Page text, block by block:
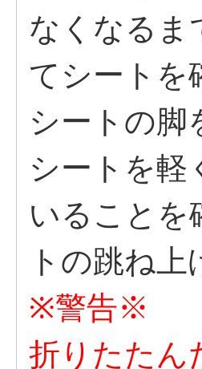
なくなるま
てシートを
シートの
シートを軽
いることを
トの跳ね
※警告※
折りたたん